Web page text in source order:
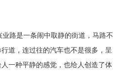
路是一条闹中取静的街道，马路不
道，连过往的汽车也不是很多，呈
一种平静的感觉，也给人创造了体